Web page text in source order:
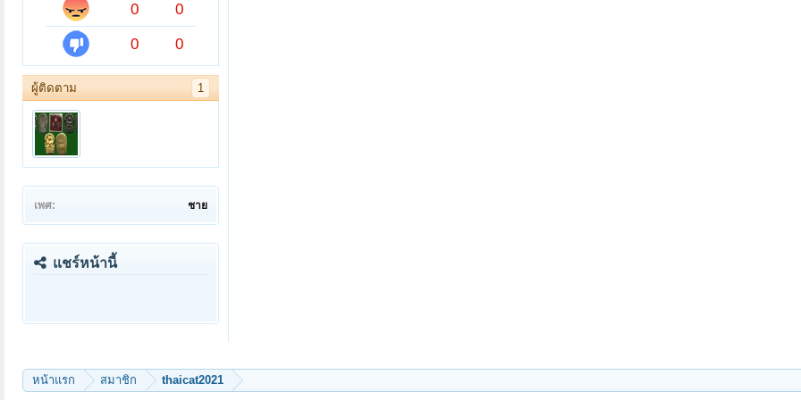
0
0
0
0
ผู้ติดตาม 1
เพศ: ชาย
แชร์หน้านี้
หน้าแรก สมาชิก thaicat2021